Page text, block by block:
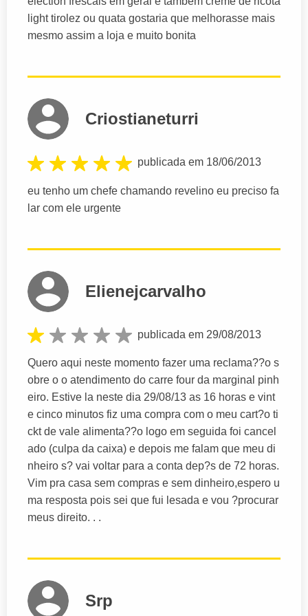
light tirolez ou quata gostaria que melhorasse mais
mesmo assim a loja e muito bonita
Criostianeturri
publicada em 18/06/2013
eu tenho um chefe chamando revelino eu preciso fa
lar com ele urgente
Elienejcarvalho
publicada em 29/08/2013
Quero aqui neste momento fazer uma reclama??o s
obre o o atendimento do carre four da marginal pinh
eiro. Estive la neste dia 29/08/13 as 16 horas e vint
e cinco minutos fiz uma compra com o meu cart?o ti
ckt de vale alimenta??o logo em seguida foi cancel
ado (culpa da caixa) e depois me falam que meu di
nheiro s? vai voltar para a conta dep?s de 72 horas.
Vim pra casa sem compras e sem dinheiro,espero u
ma resposta pois sei que fui lesada e vou ?procurar
meus direito. . .
Srp